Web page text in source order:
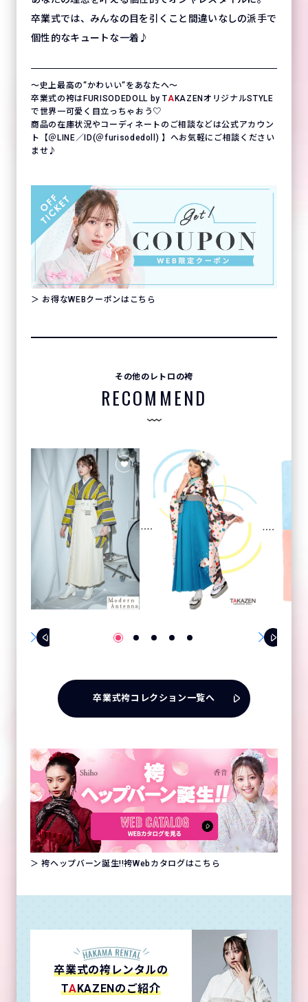
卒業式では、みんなの目を引くこと間違いなしの派手で
個性的なキュートな一着♪
〜史上最高の“かわいい“をあなたへ〜
卒業式の袴はFURISODEDOLL by TA KAZENオリジナルSTYLE
で世界一可愛く目立っちゃおう♡
商品の在庫状況やコーディネートのご相談などは公式アカウン
ト【＠LINE／ID(＠furisodedoll) 】へお気軽にご相談ください
ませ♪
＞ お得なWEBクーポンはこちら
その他のレトロの袴
RECOMMEND
卒業式袴コレクション一覧へ
＞ 袴ヘップバーン誕生!!袴Webカタログはこちら
卒業式の袴レンタルの
TAKAZENのご紹介